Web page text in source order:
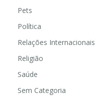
Pets
Política
Relações Internacionais
Religião
Saúde
Sem Categoria